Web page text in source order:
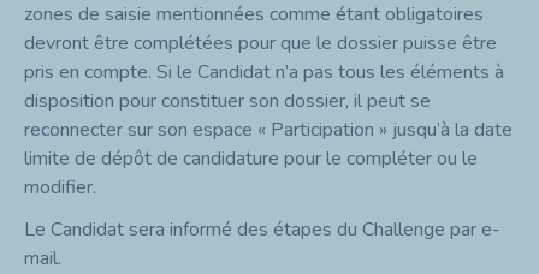
zones de saisie mentionnées comme étant obligatoires
devront être complétées pour que le dossier puisse être
pris en compte. Si le Candidat n’a pas tous les éléments à
disposition pour constituer son dossier, il peut se
reconnecter sur son espace « Participation » jusqu’à la date
limite de dépôt de candidature pour le compléter ou le
modifier.
Le Candidat sera informé des étapes du Challenge par e-
mail.